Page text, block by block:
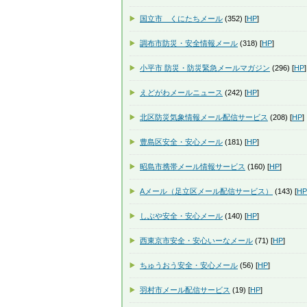
国立市 くにたちメール (352) [HP]
調布市防災・安全情報メール (318) [HP]
小平市 防災・防災緊急メールマガジン (296) [HP]
えどがわメールニュース (242) [HP]
北区防災気象情報メール配信サービス (208) [HP]
豊島区安全・安心メール (181) [HP]
昭島市携帯メール情報サービス (160) [HP]
Aメール（足立区メール配信サービス） (143) [HP
しぶや安全・安心メール (140) [HP]
西東京市安全・安心いーなメール (71) [HP]
ちゅうおう安全・安心メール (56) [HP]
羽村市メール配信サービス (19) [HP]